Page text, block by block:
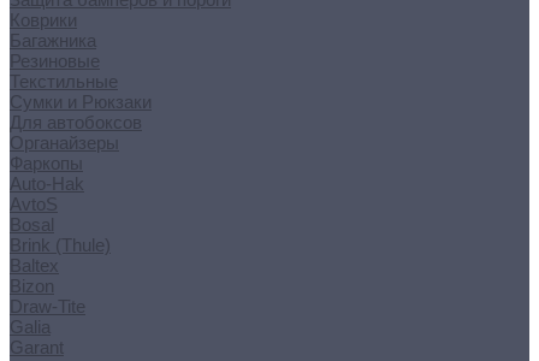
Коврики
Багажника
Резиновые
Текстильные
Сумки и Рюкзаки
Для автобоксов
Органайзеры
Фаркопы
Auto-Hak
AvtoS
Bosal
Brink (Thule)
Baltex
Bizon
Draw-Tite
Galia
Garant